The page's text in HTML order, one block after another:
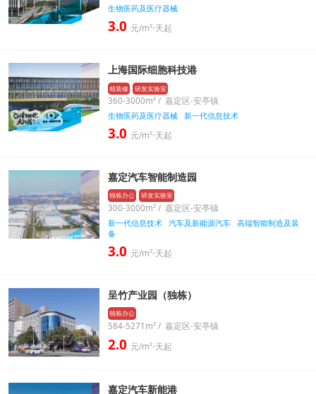
生物医药及医疗器械
3.0 元/m²⋅天起
上海国际细胞科技港
精装修 研发实验室
360-3000m² / 嘉定区-安亭镇
生物医药及医疗器械
新一代信息技术
3.0 元/m²⋅天起
嘉定汽车智能制造园
独栋办公 研发实验室
300-3000m² / 嘉定区-安亭镇
新一代信息技术
汽车及新能源汽车
高端智能制造及装
备
3.0 元/m²⋅天起
呈竹产业园（独栋）
独栋办公
584-5271m² / 嘉定区-安亭镇
2.0 元/m²⋅天起
嘉定汽车新能港